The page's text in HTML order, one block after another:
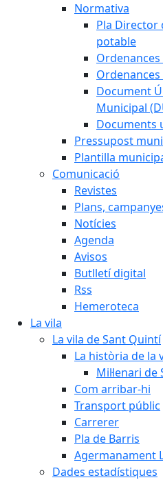
Normativa
Pla Director
potable
Ordenances
Document
Municipal
Documents
Pressupost
Plantilla
Comunicació
Revistes
Plans,
Notícies
Agenda
Avisos
Butlletí digital
Rss
Hemeroteca
La vila
La vila de Sant Quintí
La història de la
Mil·lenari
Com arribar-hi
Transport públic
Carrerer
Pla de Barris
Agermanament
Dades estadístiques